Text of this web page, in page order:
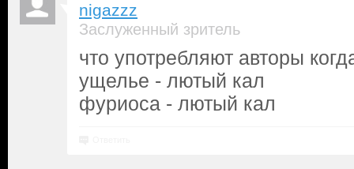
nigazzz
Заслуженный зритель
что употребляют авторы
ущелье - лютый кал
фуриоса - лютый кал